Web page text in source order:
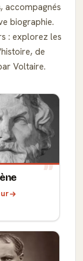
, accompagnés
biographie.
: explorez les
de
Voltaire.